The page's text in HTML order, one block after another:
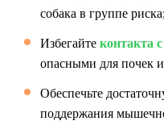
собака в группе риска;
Избегайте контакта
опасными для почек
Обеспечьте
поддержания